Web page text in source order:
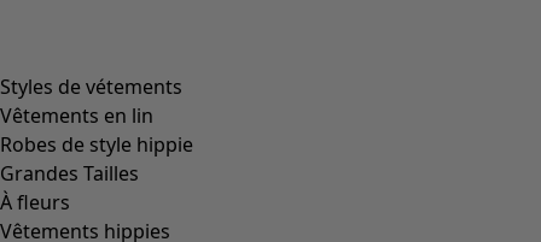
Styles de vétements
Vêtements en lin
Robes de style hippie
Grandes Tailles
À fleurs
Vêtements hippies